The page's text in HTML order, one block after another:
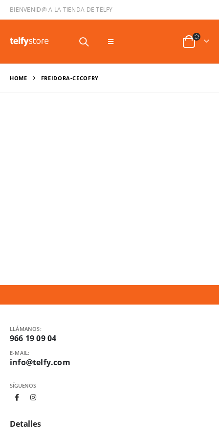
BIENVENID@ A LA TIENDA DE TELFY
HOME FREIDORA-CECOFRY
LLÁMANOS:
966 19 09 04
E-MAIL:
info@telfy.com
SÍGUENOS
Detalles